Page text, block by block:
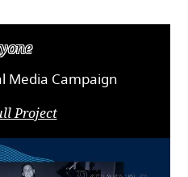
Media Campaign
Project